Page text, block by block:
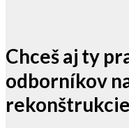
Chceš aj ty
odborníkov